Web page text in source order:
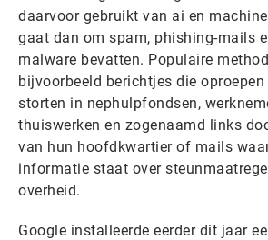
daarvoor gebruikt van ai en
gaat dan om spam, phishing-mails
malware bevatten. Populaire
bijvoorbeeld berichtjes die
storten in nephulpfondsen,
thuiswerken en zogenaamd links
van hun hoofdkwartier of mails
informatie staat over
overheid.
Google installeerde eerder dit jaar